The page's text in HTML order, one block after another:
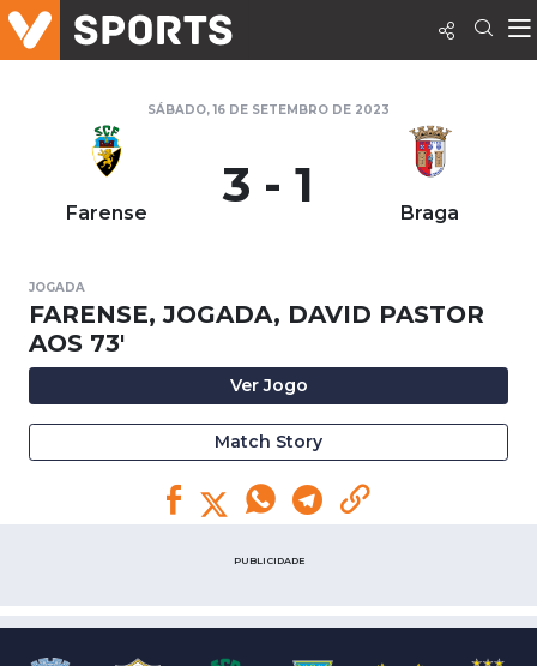
SÁBADO, 16 DE SETEMBRO DE 2023
Farense 3 - 1 Braga
JOGADA
FARENSE, JOGADA, DAVID PASTOR
AOS 73'
Ver Jogo
Match Story
PUBLICIDADE